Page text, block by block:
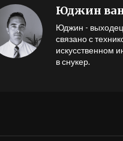
Юджин
Юджин - выходец
связано с
искусственном
в снукер.